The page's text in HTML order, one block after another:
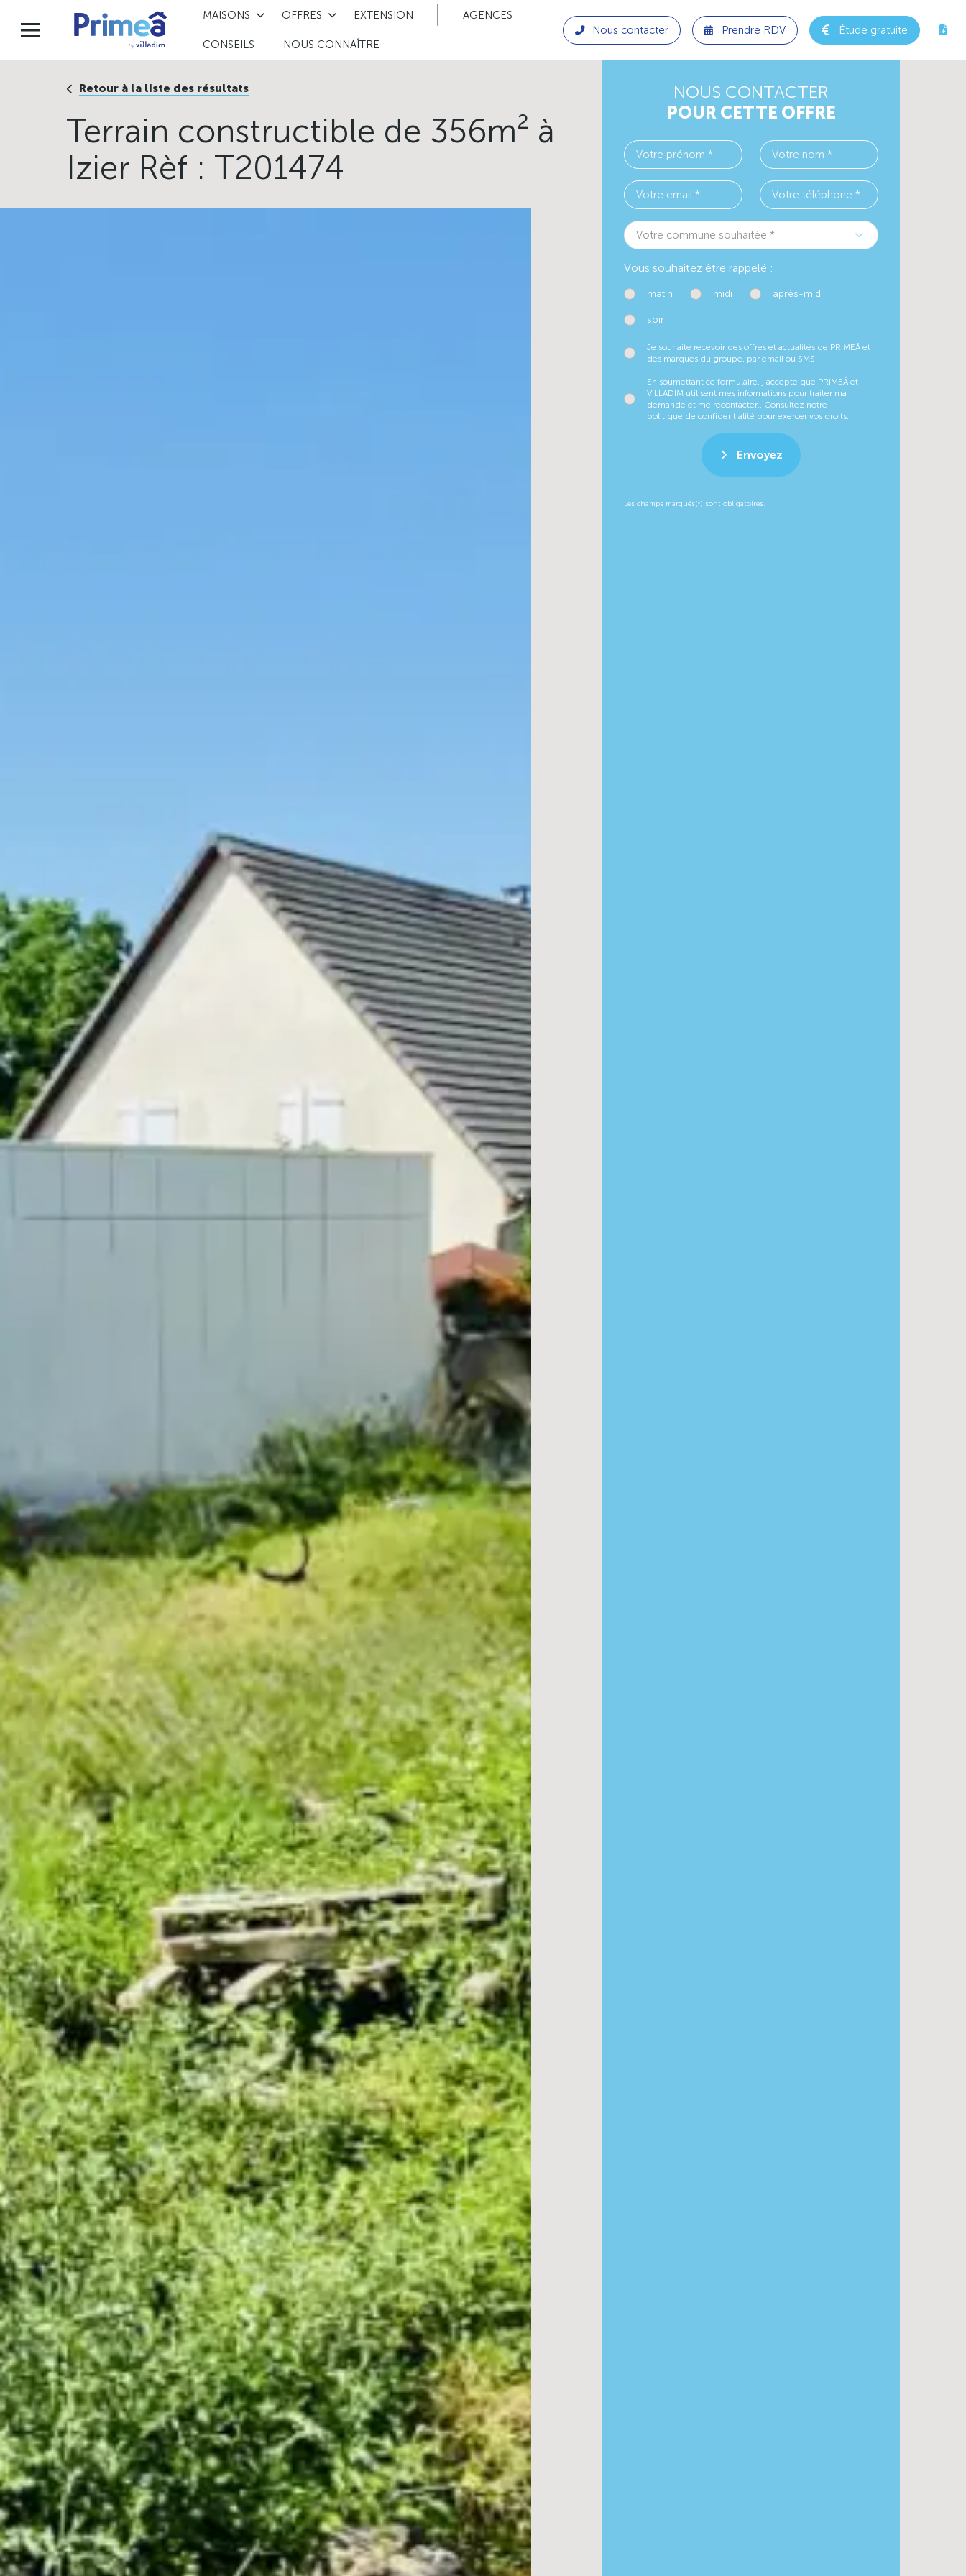
MAISONS OFFRES EXTENSION AGENCES
CONSEILS NOUS CONNAÎTRE
Nous contacter Prendre RDV Étude gratuite
Retour à la liste des résultats
Terrain constructible de 356m² à
Izier Rèf : T201474
NOUS CONTACTER
POUR CETTE OFFRE
Votre commune souhaitée *
Vous souhaitez être rappelé :
matin midi après-midi
soir
Je souhaite recevoir des offres et actualités de PRIMEÂ et
des marques du groupe, par email ou SMS
En soumettant ce formulaire, j’accepte que PRIMEÂ et
VILLADIM utilisent mes informations pour traiter ma
demande et me recontacter.. Consultez notre
politique de confidentialité pour exercer vos droits.
Envoyez
Les champs marqués(*) sont obligatoires.